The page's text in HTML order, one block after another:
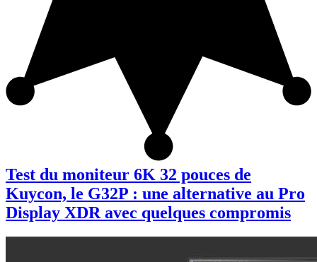
Test du moniteur 6K 32 pouces de
Kuycon, le G32P : une alternative au Pro
Display XDR avec quelques compromis